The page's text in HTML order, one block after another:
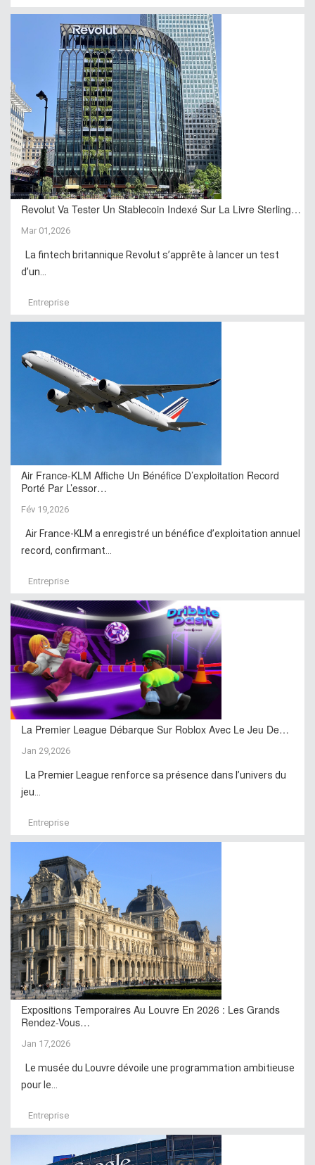
Revolut Va Tester Un Stablecoin Indexé Sur La Livre Sterling…
Mar 01,2026
La fintech britannique Revolut s’apprête à lancer un test
d’un...
Entreprise
Air France-KLM Affiche Un Bénéfice D’exploitation Record
Porté Par L’essor…
Fév 19,2026
Air France-KLM a enregistré un bénéfice d’exploitation annuel
record, confirmant...
Entreprise
La Premier League Débarque Sur Roblox Avec Le Jeu De…
Jan 29,2026
La Premier League renforce sa présence dans l’univers du
jeu...
Entreprise
Expositions Temporaires Au Louvre En 2026 : Les Grands
Rendez-Vous…
Jan 17,2026
Le musée du Louvre dévoile une programmation ambitieuse
pour le...
Entreprise